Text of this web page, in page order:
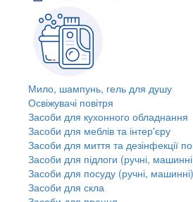
Мило, шампунь, гель для душу
Освіжувачі повітря
Засоби для кухонного обладнання
Засоби для меблів та інтер'єру
Засоби для миття та дезінфекції
Засоби для підлоги (ручні,
Засоби для посуду (ручні, машинні)
Засоби для скла